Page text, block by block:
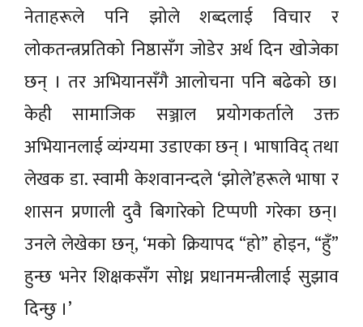
नेताहरूले पनि झोले शब्दलाई विचार र
लोकतन्त्रप्रतिको निष्ठासँग जोडेर अर्थ दिन खोजेका
छन् । तर अभियानसँगै आलोचना पनि बढेको छ।
केही सामाजिक सञ्जाल प्रयोगकर्ताले उक्त
अभियानलाई व्यंग्यमा उडाएका छन् । भाषाविद् तथा
लेखक डा. स्वामी केशवानन्दले ‘झोले’हरूले भाषा र
शासन प्रणाली दुवै बिगारेको टिप्पणी गरेका छन्।
उनले लेखेका छन्, ‘मको क्रियापद “हो” होइन, “हुँ”
हुन्छ भनेर शिक्षकसँग सोध्न प्रधानमन्त्रीलाई सुझाव
दिन्छु ।’